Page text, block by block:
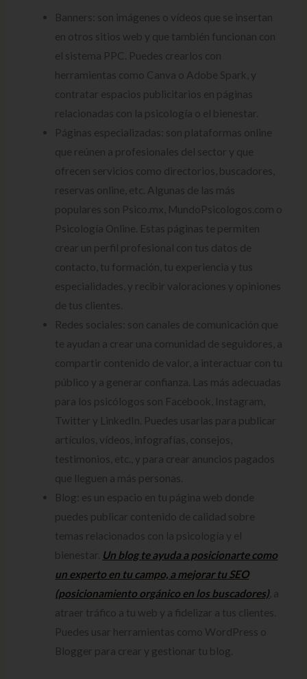
Banners: son imágenes o vídeos que se insertan
en otros sitios web y que también funcionan con
el sistema PPC. Puedes crearlos con
herramientas como Canva o Adobe Spark, y
contratar espacios publicitarios en páginas
relacionadas con la psicología o el bienestar.
Páginas especializadas: son plataformas online
que reúnen a profesionales del sector y que
ofrecen servicios como directorios, buscadores,
reservas online, etc. Algunas de las más
populares son Psico.mx, MundoPsicologos.com o
Psicología Online. Estas páginas te permiten
crear un perfil profesional con tus datos de
contacto, tu formación, tu experiencia y tus
especialidades, y recibir valoraciones y opiniones
de tus clientes.
Redes sociales: son canales de comunicación que
te ayudan a crear una comunidad de seguidores, a
compartir contenido de valor, a interactuar con tu
público y a generar confianza. Las más adecuadas
para los psicólogos son Facebook, Instagram,
Twitter y LinkedIn. Puedes usarlas para publicar
artículos, vídeos, infografías, consejos,
testimonios, etc., y para crear anuncios pagados
que lleguen a más personas.
Blog: es un espacio en tu página web donde
puedes publicar contenido de calidad sobre
temas relacionados con la psicología y el
bienestar. Un blog te ayuda a posicionarte como
un experto en tu campo, a mejorar tu SEO
(posicionamiento orgánico en los buscadores) , a
atraer tráfico a tu web y a fidelizar a tus clientes.
Puedes usar herramientas como WordPress o
Blogger para crear y gestionar tu blog.